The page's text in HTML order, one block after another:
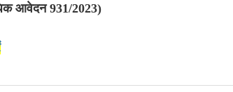
आवेदन 931/2023)